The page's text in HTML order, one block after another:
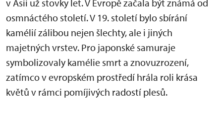
v Asii už stovky let. V Evropě začala být známá od
osmnáctého století. V 19. století bylo sbírání
kamélií zálibou nejen šlechty, ale i jiných
majetných vrstev. Pro japonské samuraje
symbolizovaly kamélie smrt a znovuzrození,
zatímco v evropském prostředí hrála roli krása
květů v rámci pomíjivých radostí plesů.